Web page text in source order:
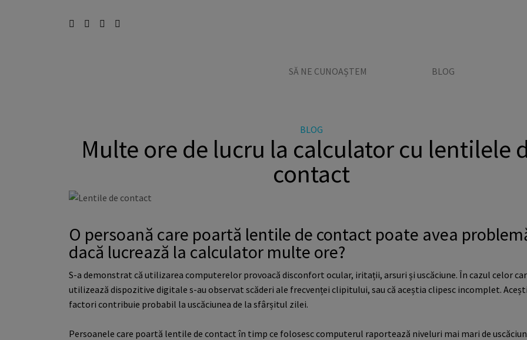
SĂ NE CUNOAȘTEM BLOG
BLOG
Multe ore de lucru la calculator cu lentilele
contact
O persoană care poartă lentile de contact poate avea
dacă lucrează la calculator multe ore?
S-a demonstrat că utilizarea computerelor provoacă disconfort ocular, iritații, arsuri și uscăciune. În cazul celor
utilizează dispozitive digitale s-au observat scăderi ale frecvenței clipitului, sau că aceștia clipesc incomplet. Acești
factori contribuie probabil la uscăciunea de la sfârșitul zilei.
Persoanele care poartă lentile de contact în timp ce folosesc computerul raportează niveluri mai mari de